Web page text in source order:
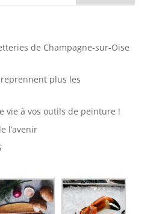
de Champagne-sur-Oise
plus les
vie à vos outils de peinture !
l’avenir